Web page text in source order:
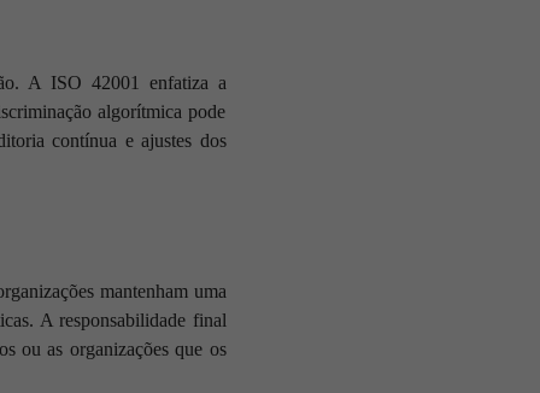
A ISO 42001 enfatiza a
algorítmica pode
contínua e ajustes dos
mantenham uma
A responsabilidade final
ou as organizações que os